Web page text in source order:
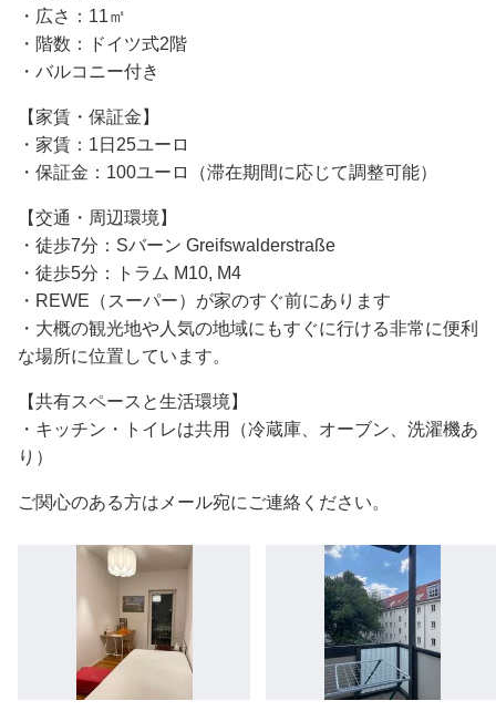
・広さ：11㎡
・階数：ドイツ式2階
・バルコニー付き
【家賃・保証金】
・家賃：1日25ユーロ
・保証金：100ユーロ（滞在期間に応じて調整可能）
【交通・周辺環境】
・徒歩7分：Sバーン Greifswalderstraße
・徒歩5分：トラム M10, M4
・REWE（スーパー）が家のすぐ前にあります
・大概の観光地や人気の地域にもすぐに行ける非常に便利
な場所に位置しています。
【共有スペースと生活環境】
・キッチン・トイレは共用（冷蔵庫、オーブン、洗濯機あ
り）
ご関心のある方はメール宛にご連絡ください。